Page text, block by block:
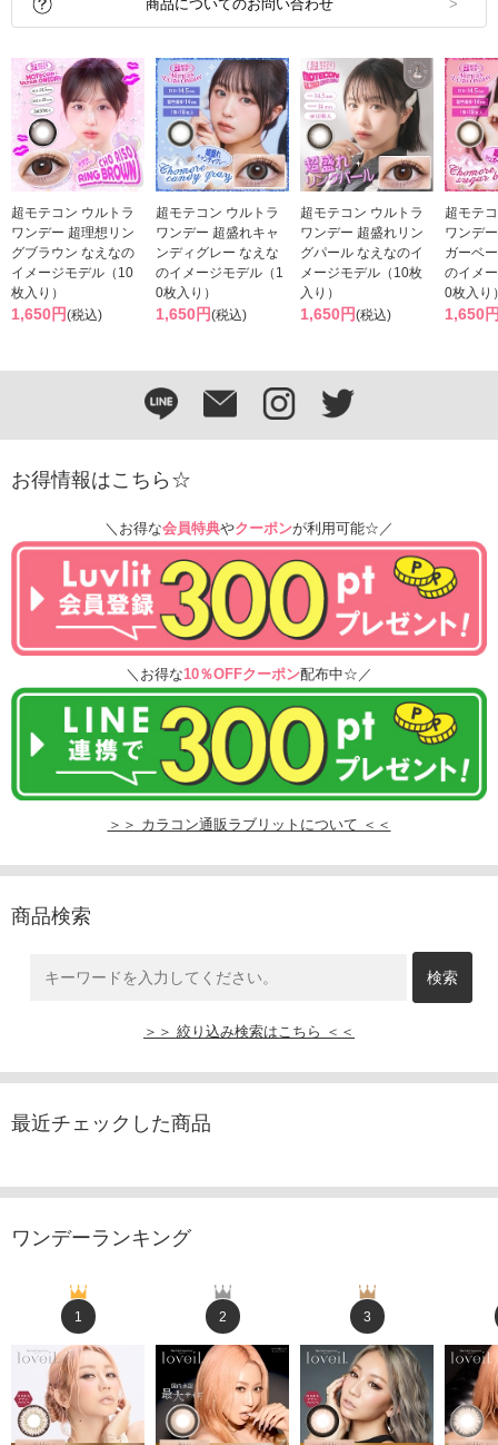
商品についてのお問い合わせ
超モテコン ウルトラ
ワンデー 超理想リン
グブラウン なえなの
イメージモデル（10
枚入り）
1,650円(税込)
超モテコン ウルトラ
ワンデー 超盛れキャ
ンディグレー なえな
のイメージモデル（1
0枚入り）
1,650円(税込)
超モテコン ウルトラ
ワンデー 超盛れリン
グパール なえなのイ
メージモデル（10枚
入り）
1,650円(税込)
超モテ
ワンデ
ガーベ
のイメ
0枚入り
1,650
お得情報はこちら☆
＼お得な会員特典やクーポンが利用可能☆／
＼お得な10％OFFクーポン配布中☆／
＞＞ カラコン通販ラブリットについて ＜＜
商品検索
＞＞ 絞り込み検索はこちら ＜＜
最近チェックした商品
ワンデーランキング
1 2 3